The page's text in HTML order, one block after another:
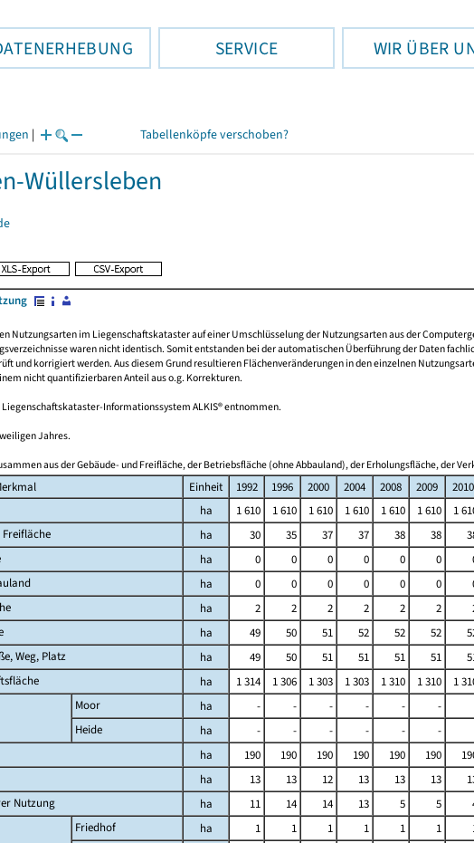
SERVICE WIR ÜBER
| Tabellenköpfe verschoben?
Wüllersleben
Nutzungsarten im Liegenschaftskataster auf einer Umschlüsselung der Nutzungsarten aus der
waren nicht identisch. Somit entstanden bei der automatischen Überführung der Daten
und korrigiert werden. Aus diesem Grund resultieren Flächenveränderungen in den einzelnen
nicht quantifizierbaren Anteil aus o.g. Korrekturen.
Informationssystem ALKIS® entnommen.
Jahres.
aus der Gebäude- und Freifläche, der Betriebsfläche (ohne Abbauland), der Erholungsfläche, der
Einheit 1992 1996 2000 2004 2008 2009 2010
ha 1 610 1 610 1 610 1 610 1 610 1 610 1
ha 30 35 37 37 38 38
ha 0 0 0 0 0 0
ha 0 0 0 0 0 0
ha 2 2 2 2 2 2
ha 49 50 51 52 52 52
Weg, Platz
ha 49 50 51 51 51 51
ha 1 314 1 306 1 303 1 303 1 310 1 310 1
Moor ha - - - - - -
Heide
ha - - - - - -
ha 190 190 190 190 190 190
ha 13 13 12 13 13 13
Nutzung
ha 11 14 14 13 5 5
Friedhof ha 1 1 1 1 1 1